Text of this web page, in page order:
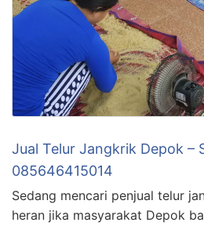
Jual Telur Jangkrik Depok –
085646415014
Sedang mencari penjual telur
heran jika masyarakat Depok